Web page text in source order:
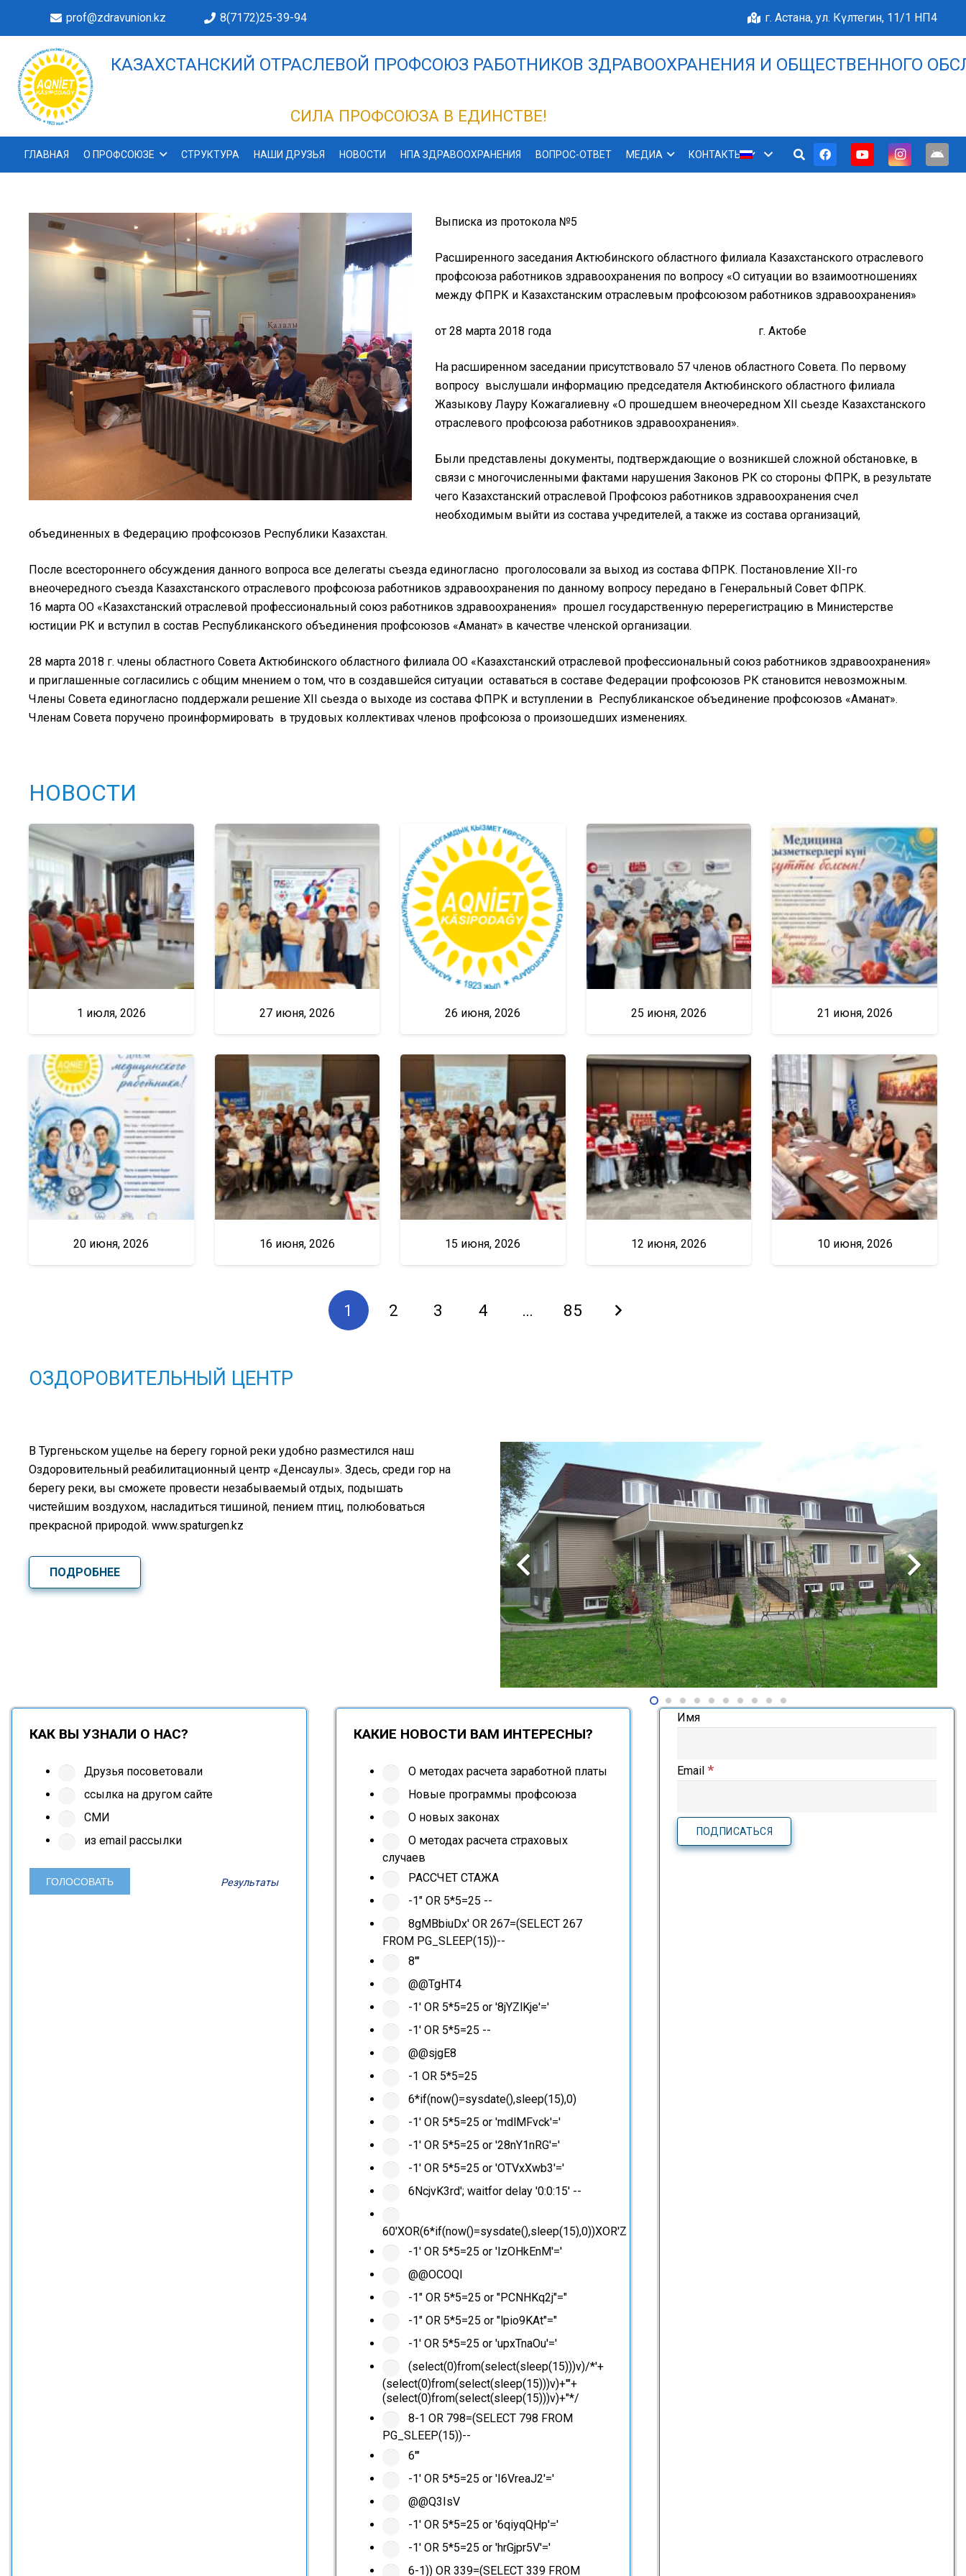
prof@zdravunion.kz 8(7172)25-39-94 г. Астана, ул. Күлтегин, 11/1 НП4
КАЗАХСТАНСКИЙ ОТРАСЛЕВОЙ ПРОФСОЮЗ РАБОТНИКОВ ЗДРАВООХРАНЕНИЯ И ОБЩЕСТВЕННОГО
СИЛА ПРОФСОЮЗА В ЕДИНСТВЕ!
ГЛАВНАЯ О ПРОФСОЮЗЕ СТРУКТУРА НАШИ ДРУЗЬЯ НОВОСТИ НПА ЗДРАВООХРАНЕНИЯ ВОПРОС-ОТВЕТ МЕДИА КОНТАКТЫ
Выписка из протокола №5
Расширенного заседания Актюбинского областного филиала Казахстанского отраслевого
профсоюза работников здравоохранения по вопросу «О ситуации во взаимоотношениях
между ФПРК и Казахстанским отраслевым профсоюзом работников здравоохранения»
от 28 марта 2018 года г. Актобе
На расширенном заседании присутствовало 57 членов областного Совета. По первому
вопросу выслушали информацию председателя Актюбинского областного филиала
Жазыкову Лауру Кожагалиевну «О прошедшем внеочередном XII сьезде Казахстанского
отраслевого профсоюза работников здравоохранения».
Были представлены документы, подтверждающие о возникшей сложной обстановке, в
связи с многочисленными фактами нарушения Законов РК со стороны ФПРК, в результате
чего Казахстанский отраслевой Профсоюз работников здравоохранения счел
необходимым выйти из состава учредителей, а также из состава организаций,
объединенных в Федерацию профсоюзов Республики Казахстан.
После всестороннего обсуждения данного вопроса все делегаты съезда единогласно проголосовали за выход из состава ФПРК. Постановление XII-го
внеочередного съезда Казахстанского отраслевого профсоюза работников здравоохранения по данному вопросу передано в Генеральный Совет ФПРК.
16 марта ОО «Казахстанский отраслевой профессиональный союз работников здравоохранения» прошел государственную перерегистрацию в Министерстве
юстиции РК и вступил в состав Республиканского объединения профсоюзов «Аманат» в качестве членской организации.
28 марта 2018 г. члены областного Совета Актюбинского областного филиала ОО «Казахстанский отраслевой профессиональный союз работников здравоохранения»
и приглашенные согласились с общим мнением о том, что в создавшейся ситуации оставаться в составе Федерации профсоюзов РК становится невозможным.
Члены Совета единогласно поддержали решение XII сьезда о выходе из состава ФПРК и вступлении в Республиканское объединение профсоюзов «Аманат».
Членам Совета поручено проинформировать в трудовых коллективах членов профсоюза о произошедших изменениях.
НОВОСТИ
1 июля, 2026 27 июня, 2026 26 июня, 2026 25 июня, 2026 21 июня, 2026
20 июня, 2026 16 июня, 2026 15 июня, 2026 12 июня, 2026 10 июня, 2026
1 2 3 4 … 85
ОЗДОРОВИТЕЛЬНЫЙ ЦЕНТР
В Тургеньском ущелье на берегу горной реки удобно разместился наш
Оздоровительный реабилитационный центр «Денсаулық». Здесь, среди гор на
берегу реки, вы сможете провести незабываемый отдых, подышать
чистейшим воздухом, насладиться тишиной, пением птиц, полюбоваться
прекрасной природой. www.spaturgen.kz
ПОДРОБНЕЕ
КАК ВЫ УЗНАЛИ О НАС?
Друзья посоветовали
ссылка на другом сайте
СМИ
из email рассылки
Результаты
КАКИЕ НОВОСТИ ВАМ ИНТЕРЕСНЫ?
О методах расчета заработной платы
Новые программы профсоюза
О новых законах
О методах расчета страховых
случаев
РАССЧЕТ СТАЖА
-1" OR 5*5=25 --
8gMBbiuDx' OR 267=(SELECT 267
FROM PG_SLEEP(15))--
8'"
@@TgHT4
-1' OR 5*5=25 or '8jYZlKje'='
-1' OR 5*5=25 --
@@sjgE8
-1 OR 5*5=25
6*if(now()=sysdate(),sleep(15),0)
-1' OR 5*5=25 or 'mdlMFvck'='
-1' OR 5*5=25 or '28nY1nRG'='
-1' OR 5*5=25 or 'OTVxXwb3'='
6NcjvK3rd'; waitfor delay '0:0:15' --
60'XOR(6*if(now()=sysdate(),sleep(15),0))XOR'Z
-1' OR 5*5=25 or 'IzOHkEnM'='
@@OCOQl
-1" OR 5*5=25 or "PCNHKq2j"="
-1" OR 5*5=25 or "lpio9KAt"="
-1' OR 5*5=25 or 'upxTnaOu'='
(select(0)from(select(sleep(15)))v)/*'+
(select(0)from(select(sleep(15)))v)+'"+
(select(0)from(select(sleep(15)))v)+"*/
8-1 OR 798=(SELECT 798 FROM
PG_SLEEP(15))--
6'"
-1' OR 5*5=25 or 'I6VreaJ2'='
@@Q3IsV
-1' OR 5*5=25 or '6qiyqQHp'='
-1' OR 5*5=25 or 'hrGjpr5V'='
6-1)) OR 339=(SELECT 339 FROM
Имя
Email*